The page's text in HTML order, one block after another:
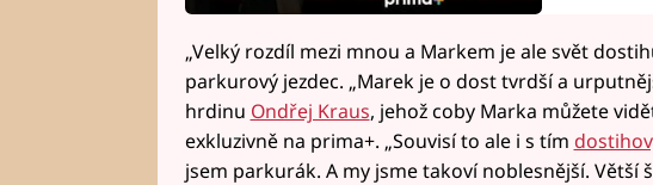
„Velký rozdíl mezi mnou a Markem je ale svět
parkurový jezdec. „Marek je o dost tvrdší a
hrdinu Ondřej Kraus, jehož coby Marka můžete
exkluzivně na prima+. „Souvisí to ale i s tím
jsem parkurák. A my jsme takoví noblesnější. Větší